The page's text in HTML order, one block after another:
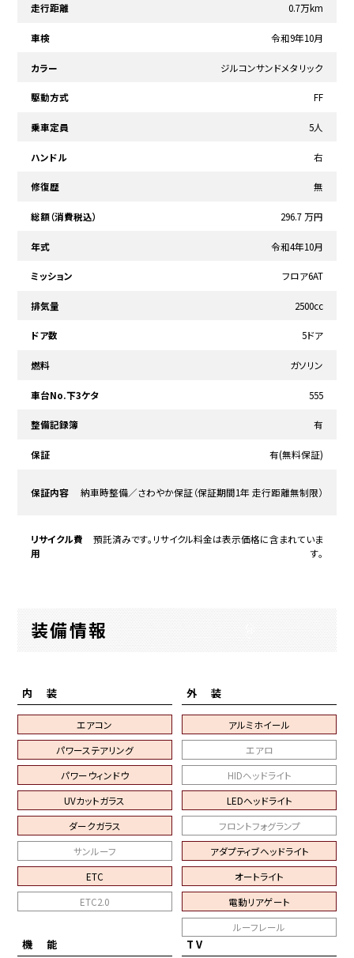
走行距離 0.7万km
車検 令和9年10月
カラー ジルコンサンドメタリック
駆動方式 FF
乗車定員 5人
ハンドル 右
修復歴 無
総額（消費税込） 296.7 万円
年式 令和4年10月
ミッション フロア6AT
排気量 2500cc
ドア数 5ドア
燃料 ガソリン
車台No.下3ケタ 555
整備記録簿 有
保証 有(無料保証)
保証内容 納車時整備／さわやか保証（保証期間1年 走行距離無制限）
リサイクル費
用
預託済みです。リサイクル料金は表示価格に含まれていま
す。
装備情報
内 装
エアコン
パワーステアリング
パワーウィンドウ
UVカットガラス
ダークガラス
サンルーフ
ETC
ETC2.0
外 装
アルミホイール
エアロ
HIDヘッドライト
LEDヘッドライト
フロントフォグランプ
アダプティブヘッドライト
オートライト
電動リアゲート
ルーフレール
機 能 TV